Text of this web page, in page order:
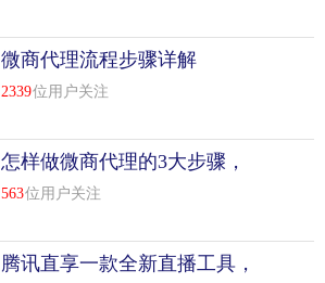
微商代理流程步骤详解
2339位用户关注
怎样做微商代理的3大步骤，
不看后悔！
563位用户关注
腾讯直享一款全新直播工具，